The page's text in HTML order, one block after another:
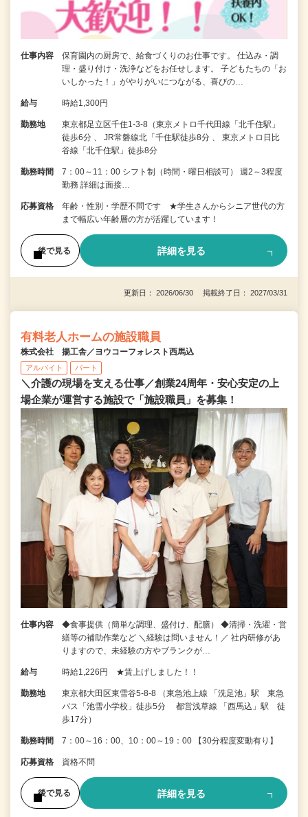
仕事内容
保育園内の厨房で、給食づくりのお仕事です。 仕込み・調
理・盛り付け・洗浄などをお任せします。 子どもたちの「お
いしかった！」がやりがいにつながる、喜びの…
給与 時給1,300円
勤務地
東京都足立区千住1-3-8（東京メトロ千代田線「北千住駅」
徒歩6分 、 JR常磐線北「千住駅徒歩8分 、 東京メトロ日比
谷線「北千住駅」徒歩8分
勤務時間
7：00～11：00 シフト制（時間・曜日相談可） 週2～3程度
勤務 詳細は面接…
応募資格
年齢・性別・学歴不問です ★学生さんからシニア世代の方
まで幅広い年齢層の方が活躍しています！
後で見る 詳細を見る
更新日： 2026/06/30 掲載終了日： 2027/03/31
有料老人ホームの施設職員
株式会社 揚工舎／ヨウコーフォレスト西馬込
アルバイト パート
＼介護の現場を支える仕事／創業24周年・安心安定の上
場企業が運営する施設で「施設職員」を募集！
仕事内容
◆食事提供（簡単な調理、盛付け、配膳） ◆清掃・洗濯・営
繕等の補助作業など ＼経験は問いません！／ 社内研修があ
りますので、未経験の方やブランクが…
給与 時給1,226円 ★賃上げしました！！
勤務地
東京都大田区東雪谷5-8-8 （東急池上線 「洗足池」駅 東急
バス「池雪小学校」徒歩5分 都営浅草線 「西馬込」駅 徒
歩17分）
勤務時間 7：00～16：00、10：00～19：00 【30分程度変動有り】
応募資格 資格不問
後で見る 詳細を見る